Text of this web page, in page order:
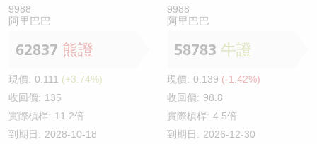
9988
阿里巴巴
62837 熊證
現價: 0.111 (+3.74%)
收回價: 135
實際槓桿: 11.2倍
到期日: 2028-10-18
9988
阿里巴巴
58783 牛證
現價: 0.139 (-1.42%)
收回價: 98.8
實際槓桿: 4.5倍
到期日: 2026-12-30